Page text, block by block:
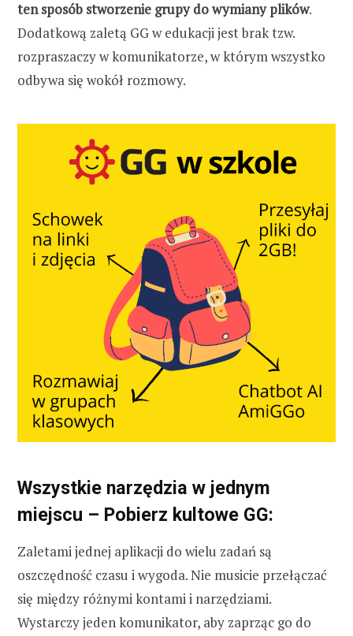
ten sposób stworzenie grupy do wymiany plików.
Dodatkową zaletą GG w edukacji jest brak tzw.
rozpraszaczy w komunikatorze, w którym wszystko
odbywa się wokół rozmowy.
Wszystkie narzędzia w jednym
miejscu – Pobierz kultowe GG:
Zaletami jednej aplikacji do wielu zadań są
oszczędność czasu i wygoda. Nie musicie przełączać
się między różnymi kontami i narzędziami.
Wystarczy jeden komunikator, aby zaprząc go do